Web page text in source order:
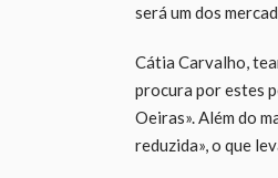
será um dos
Cátia Carvalho,
procura por estes
Oeiras». Além do
reduzida», o que